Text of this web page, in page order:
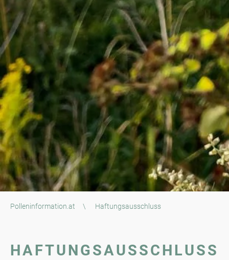
Polleninformation.at \ Haftungsausschluss
HAFTUNGSAUSSCHLUSS